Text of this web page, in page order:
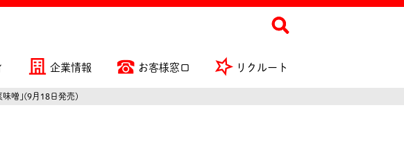
企業情報 お客様窓口 リクルート
味噌｣(9月18日発売)